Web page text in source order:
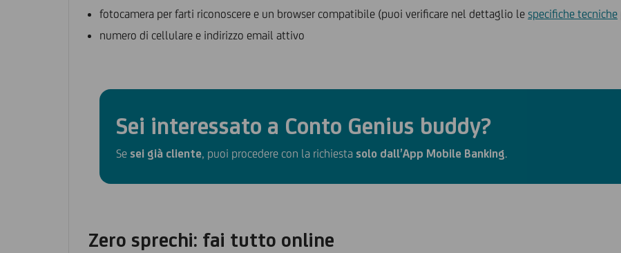
fotocamera per farti riconoscere e un browser compatibile (puoi verificare nel dettaglio le specifiche tecniche
numero di cellulare e indirizzo email attivo
Sei interessato a Conto Genius buddy?
Se sei già cliente, puoi procedere con la richiesta solo dall’App Mobile Banking.
Zero sprechi: fai tutto online